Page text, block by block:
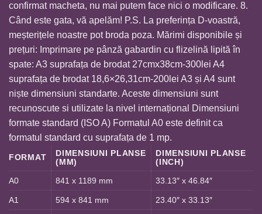
confirmat macheta, nu mai putem face nici o modificare. 8.
Când este gata, vă apelăm! P.S. La preferința D-voastră,
meșterițele noastre pot broda poza. Mărimi disponibile și
prețuri: Imprimare pe pânză gabardin cu flizelină lipită în
spate: A3 suprafața de brodat 27cmx38cm-300lei A4
suprafața de brodat 18,6×26,31cm-200lei A3 și A4 sunt
niște dimensiuni standarte. Aceste dimensiuni sunt
recunoscute si utilizate la nivel internațional Dimensiuni
formate standard (ISO A) Formatul A0 este definit ca
formatul standard cu suprafața de 1 mp.
FORMAT
DIMENSIUNI PLANSE
(MM)
DIMENSIUNI PLANSE
(INCH)
A0
841 x 1189 mm 33.13″ x 46.84″
A1 594 x 841 mm 23.40″ x 33.13″